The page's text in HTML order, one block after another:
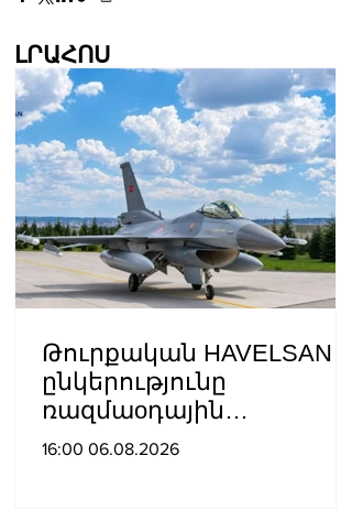
ԼՐԱՀՈՍ
Թուրքական HAVELSAN
ընկերությունը
ռազմաoդային
գործողությունների
16:00 06.08.2026